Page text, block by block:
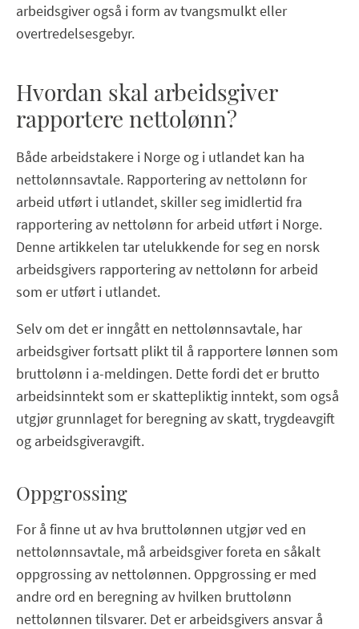
arbeidsgiver også i form av tvangsmulkt eller
overtredelsesgebyr.
Hvordan skal arbeidsgiver
rapportere nettolønn?
Både arbeidstakere i Norge og i utlandet kan ha
nettolønnsavtale. Rapportering av nettolønn for
arbeid utført i utlandet, skiller seg imidlertid fra
rapportering av nettolønn for arbeid utført i Norge.
Denne artikkelen tar utelukkende for seg en norsk
arbeidsgivers rapportering av nettolønn for arbeid
som er utført i utlandet.
Selv om det er inngått en nettolønnsavtale, har
arbeidsgiver fortsatt plikt til å rapportere lønnen som
bruttolønn i a-meldingen. Dette fordi det er brutto
arbeidsinntekt som er skattepliktig inntekt, som også
utgjør grunnlaget for beregning av skatt, trygdeavgift
og arbeidsgiveravgift.
Oppgrossing
For å finne ut av hva bruttolønnen utgjør ved en
nettolønnsavtale, må arbeidsgiver foreta en såkalt
oppgrossing av nettolønnen. Oppgrossing er med
andre ord en beregning av hvilken bruttolønn
nettolønnen tilsvarer. Det er arbeidsgivers ansvar å